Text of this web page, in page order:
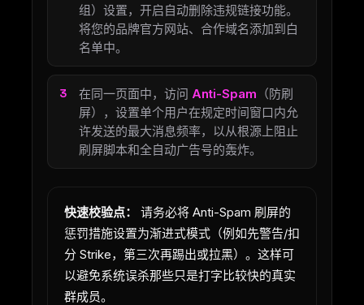
组）设置，开启自动删除违规链接功能。
将您的品牌官方网站、合作域名添加到白
名单中。
在同一页面中，访问 Anti-Spam （防刷
屏），设置单个用户在规定时间窗口内允
许发送的最大消息频率，以从根源上阻止
刷屏脚本和全自动广告号的轰炸。
快速校验点：
请务必将 Anti-Spam 刷屏的
惩罚措施设置为渐进式模式（例如先警告/扣
分 Strike，第三次再踢出或拉黑）。这样可
以避免系统误杀那些只是打字比较快的真实
群成员。